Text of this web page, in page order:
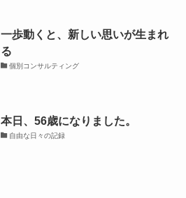
一歩動くと、新しい思いが生まれ
る
個別コンサルティング
本日、56歳になりました。
自由な日々の記録